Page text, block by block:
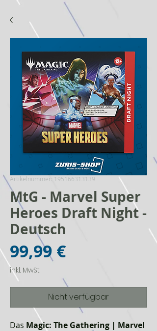
Artikelnummer: 195166313139
MtG - Marvel Super
Heroes Draft Night -
Deutsch
99,99 €Preis
inkl. MwSt.
Nicht verfügbar
Das Magic: The Gathering | Marvel